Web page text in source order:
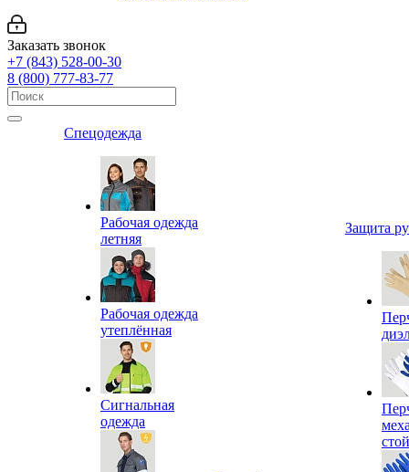
Заказать звонок
+7 (843) 528-00-30
8 (800) 777-83-77
Спецодежда
Рабочая одежда
летняя
Рабочая одежда
утеплённая
Сигнальная
одежда
Защита